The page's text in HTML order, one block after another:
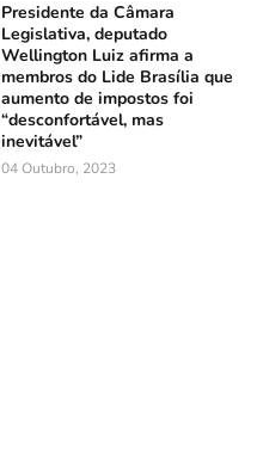
Presidente da Câmara
Legislativa, deputado
Wellington Luiz afirma a
membros do Lide Brasília que
aumento de impostos foi
“desconfortável, mas
inevitável”
04 Outubro, 2023